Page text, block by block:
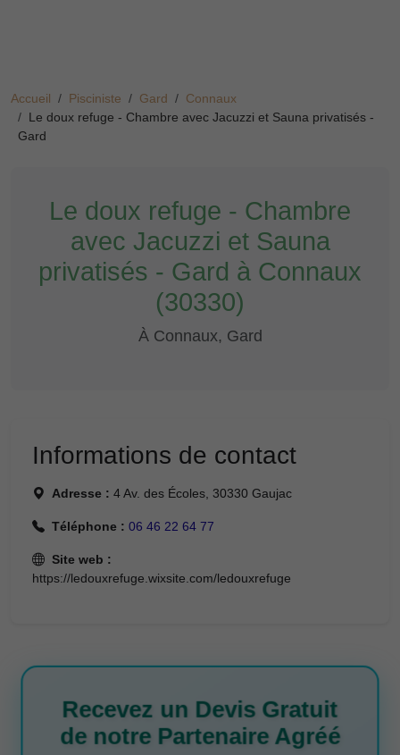
Accueil Pisciniste Gard
Connaux
Le doux refuge - Chambre avec Jacuzzi et Sauna privatisés -
Gard
Le doux refuge - Chambre
avec Jacuzzi et Sauna
privatisés - Gard à Connaux
(30330)
À Connaux, Gard
Informations de contact
Adresse : 4 Av. des Écoles, 30330 Gaujac
Téléphone : 06 46 22 64 77
Site web :
https://ledouxrefuge.wixsite.com/ledouxrefuge
Recevez un Devis Gratuit
de notre Partenaire Agréé